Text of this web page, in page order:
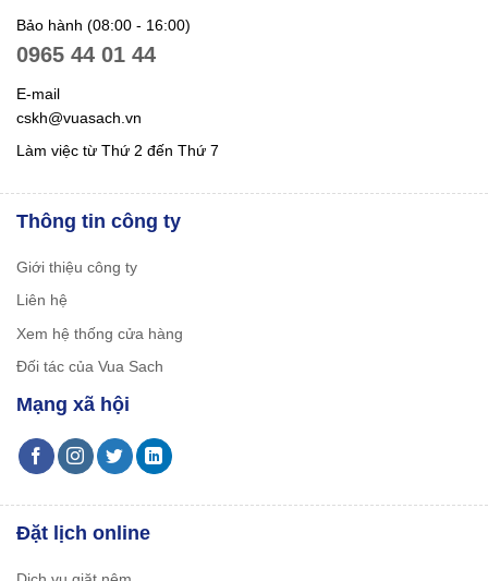
Bảo hành (08:00 - 16:00)
0965 44 01 44
E-mail
cskh@vuasach.vn
Làm việc từ Thứ 2 đến Thứ 7
Thông tin công ty
Giới thiệu công ty
Liên hệ
Xem hệ thống cửa hàng
Đối tác của Vua Sach
Mạng xã hội
Đặt lịch online